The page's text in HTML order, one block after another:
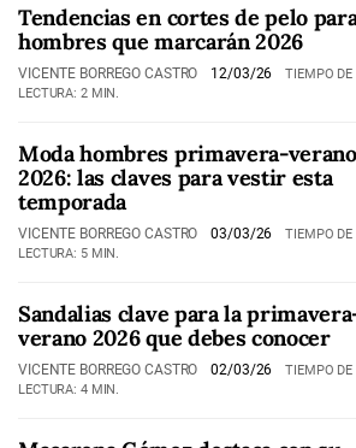
Tendencias en cortes de pelo
hombres que marcarán 2026
VICENTE BORREGO CASTRO 12/03/26
TIEMPO DE
LECTURA: 2 MIN.
Moda hombres primavera-verano
2026: las claves para vestir esta
temporada
VICENTE BORREGO CASTRO 03/03/26
TIEMPO DE
LECTURA: 5 MIN.
Sandalias clave para la
verano 2026 que debes conocer
VICENTE BORREGO CASTRO 02/03/26
TIEMPO DE
LECTURA: 4 MIN.